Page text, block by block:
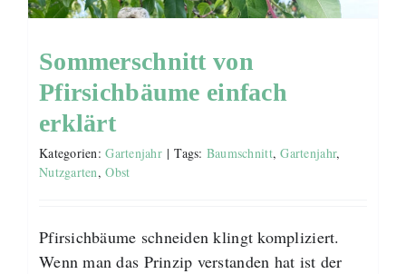
Sommerschnitt von
Pfirsichbäume einfach
erklärt
Kategorien:Gartenjahr | Tags: Baumschnitt,Gartenjahr,
Nutzgarten,Obst
Pfirsichbäume schneiden klingt kompliziert.
Wenn man das Prinzip verstanden hat ist der